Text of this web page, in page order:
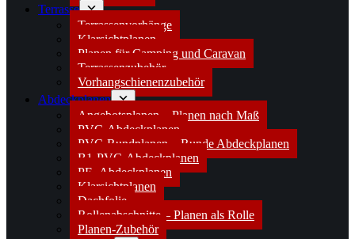
Terrasse
Terrassenvorhänge
Klarsichtplanen
Planen für Camping und Caravan
Terrassenzubehör
Vorhangschienenzubehör
Abdeckplanen
Angebotsplanen – Planen nach Maß
PVC-Abdeckplanen
PVC-Rundplanen – Runde Abdeckplanen
B1-PVC-Abdeckplanen
PE- Abdeckplanen
Klarsichtplanen
Dachfolie
Rollenabschnitte – Planen als Rolle
Planen-Zubehör